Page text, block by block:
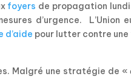
foyers de propagation
d’urgence.
L’Union
d’aide pour lutter contre
Malgré une stratégie de «